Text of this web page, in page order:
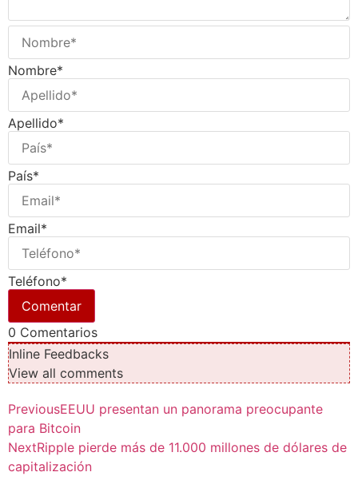
Nombre*
Apellido*
País*
Email*
Teléfono*
0 Comentarios
Inline Feedbacks
View all comments
PreviousEEUU presentan un panorama preocupante
para Bitcoin
NextRipple pierde más de 11.000 millones de dólares de
capitalización